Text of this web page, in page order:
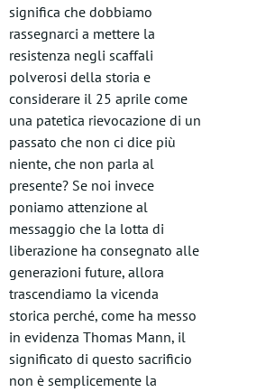
significa che dobbiamo
rassegnarci a mettere la
resistenza negli scaffali
polverosi della storia e
considerare il 25 aprile come
una patetica rievocazione di un
passato che non ci dice più
niente, che non parla al
presente? Se noi invece
poniamo attenzione al
messaggio che la lotta di
liberazione ha consegnato alle
generazioni future, allora
trascendiamo la vicenda
storica perché, come ha messo
in evidenza Thomas Mann, il
significato di questo sacrificio
non è semplicemente la